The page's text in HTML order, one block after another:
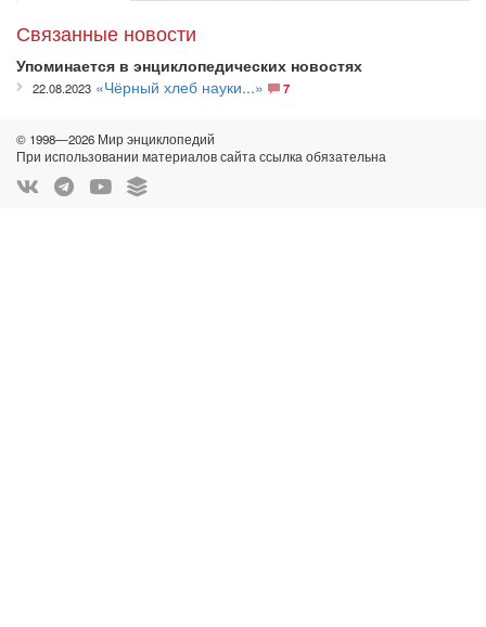
Связанные новости
Упоминается в энциклопедических новостях
22.08.2023 «Чёрный хлеб науки...» 7
© 1998—2026 Мир энциклопедий
При использовании материалов сайта ссылка обязательна